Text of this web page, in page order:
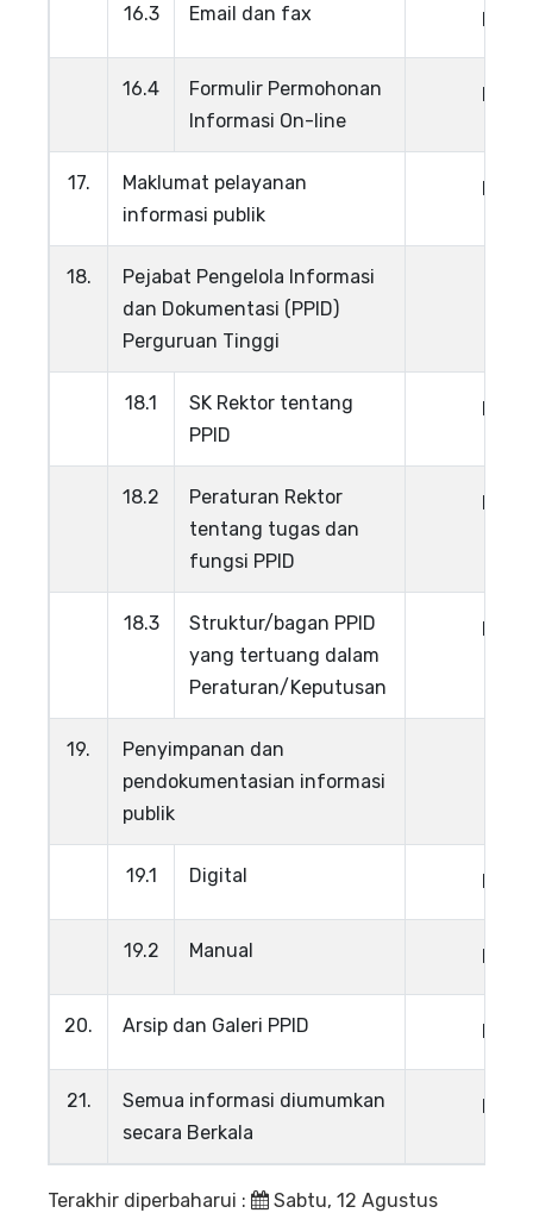
16.3 Email dan fax Lihat
16.4
Formulir Permohonan
Informasi On-line
Lihat
17.
Maklumat pelayanan
informasi publik
Lihat
18.
Pejabat Pengelola Informasi
dan Dokumentasi (PPID)
Perguruan Tinggi
18.1
SK Rektor tentang
PPID
Lihat
18.2
Peraturan Rektor
tentang tugas dan
fungsi PPID
Lihat
18.3
Struktur/bagan PPID
yang tertuang dalam
Peraturan/Keputusan
Lihat
19.
Penyimpanan dan
pendokumentasian informasi
publik
19.1 Digital Lihat
19.2 Manual Lihat
20. Arsip dan Galeri PPID Lihat
21.
Semua informasi diumumkan
secara Berkala
Lihat
Terakhir diperbaharui :
Sabtu, 12 Agustus